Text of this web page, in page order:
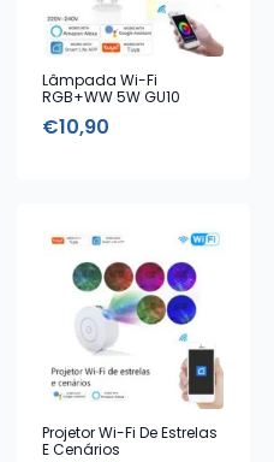
Lâmpada Wi-Fi
RGB+WW 5W GU10
€10,90
Projetor Wi-Fi De Estrelas
E Cenários